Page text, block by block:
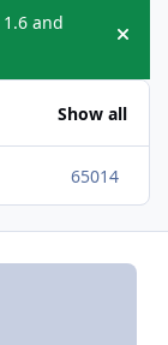
and
Hide
Show all
65014